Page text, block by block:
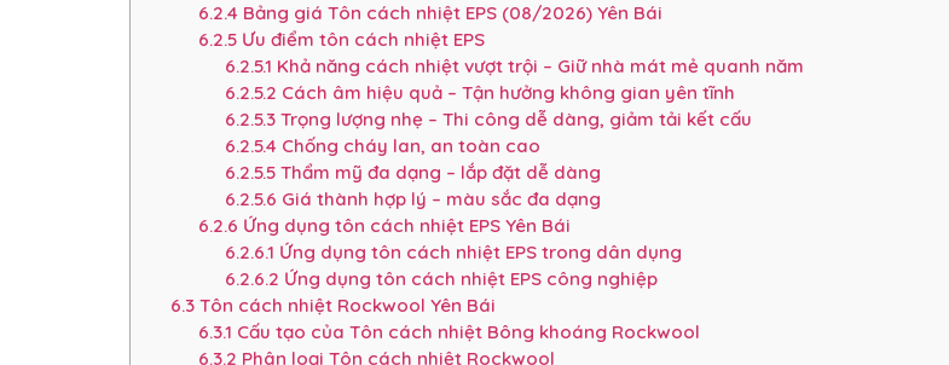
6.2.4 Bảng giá Tôn cách nhiệt EPS (08/2026) Yên Bái
6.2.5Ưu điểm tôn cách nhiệt EPS
6.2.5.1 Khả năng cách nhiệt vượt trội – Giữ nhà mát mẻ quanh năm
6.2.5.2 Cách âm hiệu quả – Tận hưởng không gian yên tĩnh
6.2.5.3 Trọng lượng nhẹ – Thi công dễ dàng, giảm tải kết cấu
6.2.5.4 Chống cháy lan, an toàn cao
6.2.5.5 Thẩm mỹ đa dạng – lắp đặt dễ dàng
6.2.5.6 Giá thành hợp lý – màu sắc đa dạng
6.2.6 Ứng dụng tôn cách nhiệt EPS Yên Bái
6.2.6.1 Ứng dụng tôn cách nhiệt EPS trong dân dụng
6.2.6.2 Ứng dụng tôn cách nhiệt EPS công nghiệp
6.3Tôn cách nhiệt Rockwool Yên Bái
6.3.1 Cấu tạo của Tôn cách nhiệt Bông khoáng Rockwool
6.3.2 Phân loại Tôn cách nhiệt Rockwool